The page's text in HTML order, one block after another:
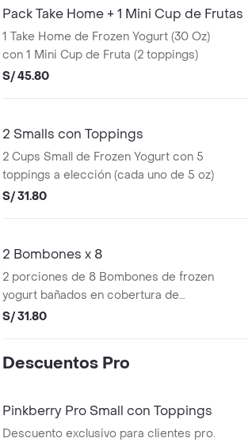
Pack Take Home + 1 Mini Cup de Frutas
1 Take Home de Frozen Yogurt (30 Oz)
con 1 Mini Cup de Fruta (2 toppings)
S/ 45.80
2 Smalls con Toppings
2 Cups Small de Frozen Yogurt con 5
toppings a elección (cada uno de 5 oz)
S/ 31.80
2 Bombones x 8
2 porciones de 8 Bombones de frozen
yogurt bañados en cobertura de
chocolate
S/ 31.80
Descuentos Pro
Pinkberry Pro Small con Toppings
Descuento exclusivo para clientes pro.